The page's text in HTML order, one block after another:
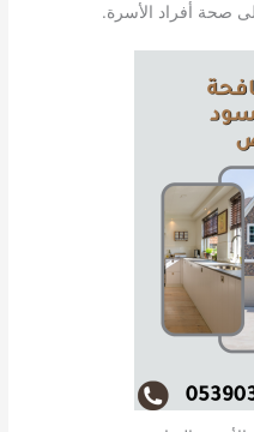
صحة أفراد الأسرة.